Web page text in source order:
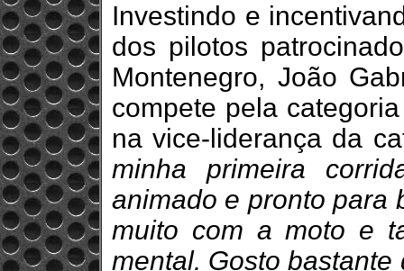
Investindo e
dos pilotos
Montenegro, João
compete pela
na vice-liderança da
minha primeira
animado e pronto para
muito com a moto e
mental. Gosto